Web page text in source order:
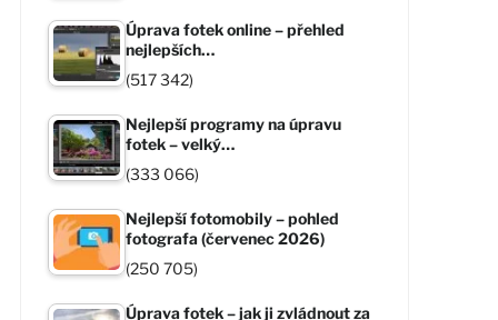
Úprava fotek online – přehled
nejlepších…
(517 342)
Nejlepší programy na úpravu
fotek – velký…
(333 066)
Nejlepší fotomobily – pohled
fotografa (červenec 2026)
(250 705)
Úprava fotek – jak ji zvládnout za